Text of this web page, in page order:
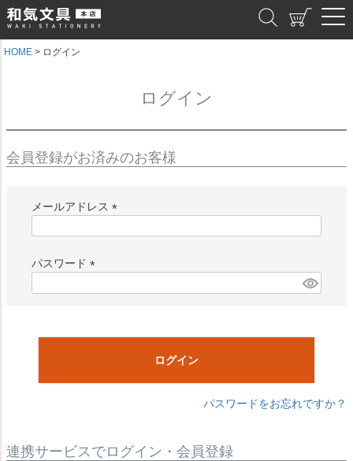
HOME ログイン
ログイン
会員登録がお済みのお客様
メールアドレス
)
パスワード
)
ログイン
パスワードをお忘れですか？
連携サービスでログイン・会員登録